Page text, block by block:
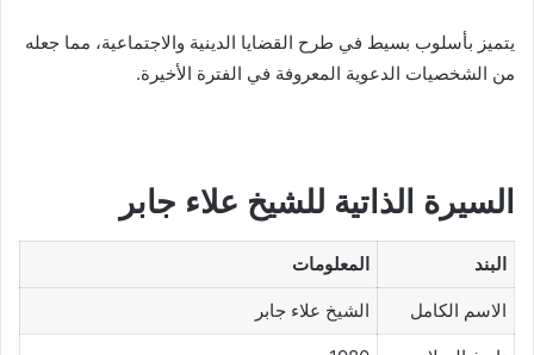
يتميز بأسلوب بسيط في طرح القضايا الدينية والاجتماعية، مما جعله
من الشخصيات الدعوية المعروفة في الفترة الأخيرة.
السيرة الذاتية للشيخ علاء جابر
البند المعلومات
الاسم الكامل الشيخ علاء جابر